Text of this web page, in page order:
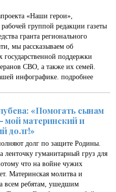
«Наши герои»,
группой редакции газеты
гранта регионального
мы рассказываем об
государственной поддержки
СВО, а также их семей.
инфографике. подробнее
«Помогать сынам
мой материнский и
долг!»
долг по защите Родины.
ленточку гуманитарный груз для
что на войне чужих
Материнская молитва и
всем ребятам, ушедшим